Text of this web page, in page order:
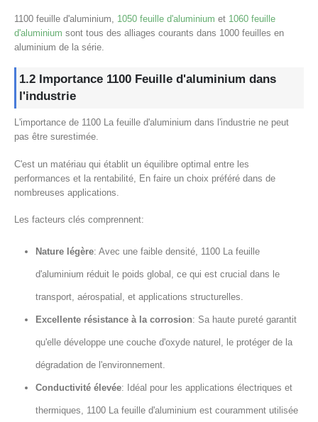
1100 feuille d'aluminium, 1050 feuille d'aluminium et 1060 feuille
d'aluminium sont tous des alliages courants dans 1000 feuilles en
aluminium de la série.
1.2 Importance 1100 Feuille d'aluminium dans
l'industrie
L'importance de 1100 La feuille d'aluminium dans l'industrie ne peut
pas être surestimée.
C'est un matériau qui établit un équilibre optimal entre les
performances et la rentabilité, En faire un choix préféré dans de
nombreuses applications.
Les facteurs clés comprennent:
Nature légère: Avec une faible densité, 1100 La feuille
d'aluminium réduit le poids global, ce qui est crucial dans le
transport, aérospatial, et applications structurelles.
Excellente résistance à la corrosion: Sa haute pureté garantit
qu'elle développe une couche d'oxyde naturel, le protéger de la
dégradation de l'environnement.
Conductivité élevée: Idéal pour les applications électriques et
thermiques, 1100 La feuille d'aluminium est couramment utilisée